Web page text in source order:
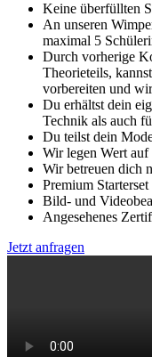
Keine überfüllten
An unseren
maximal 5
Durch vorherige
Theorieteils,
vorbereiten und
Du erhältst dein
Technik als auch
Du teilst dein
Wir legen Wert auf
Wir betreuen dich
Premium Starterset
Bild- und
Angesehenes
Jetzt anfragen